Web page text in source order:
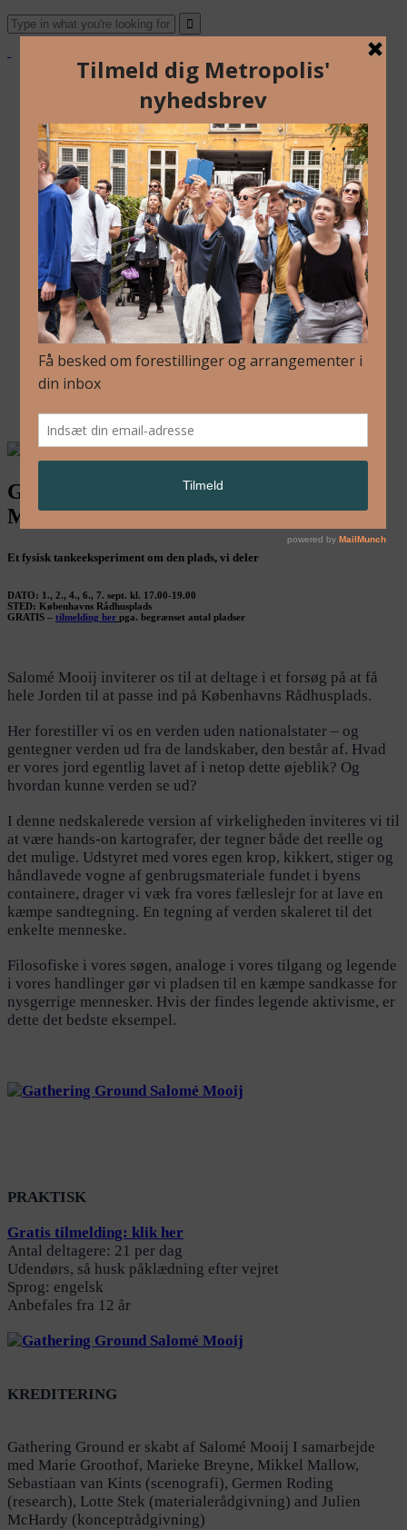
Blog
Arkiv
Nyhedsbrev
Kalender
Kontakt
Dansk
English
Om Os
Blog
Arkiv
Nyhedsbrev
Kalender
Dansk
GATHERING GROUND af Salomé
Mooij
Et fysisk tankeeksperiment om den plads, vi deler
DATO: 1., 2., 4., 6., 7. sept. kl. 17.00-19.00
STED: Københavns Rådhusplads
GRATIS – tilmelding her pga. begrænset antal pladser
Salomé Mooij inviterer os til at deltage i et forsøg på at få
hele Jorden til at passe ind på Københavns Rådhusplads.
Her forestiller vi os en verden uden nationalstater – og
gentegner verden ud fra de landskaber, den består af. Hvad
er vores jord egentlig lavet af i netop dette øjeblik? Og
hvordan kunne verden se ud?
I denne nedskalerede version af virkeligheden inviteres vi til
at være hands-on kartografer, der tegner både det reelle og
det mulige. Udstyret med vores egen krop, kikkert, stiger og
håndlavede vogne af genbrugsmateriale fundet i byens
containere, drager vi væk fra vores fælleslejr for at lave en
kæmpe sandtegning. En tegning af verden skaleret til det
enkelte menneske.
Filosofiske i vores søgen, analoge i vores tilgang og legende
i vores handlinger gør vi pladsen til en kæmpe sandkasse for
nysgerrige mennesker. Hvis der findes legende aktivisme, er
dette det bedste eksempel.
PRAKTISK
Gratis tilmelding: klik her
Antal deltagere: 21 per dag
Udendørs, så husk påklædning efter vejret
Sprog: engelsk
Anbefales fra 12 år
KREDITERING
Gathering Ground er skabt af Salomé Mooij I samarbejde
med Marie Groothof, Marieke Breyne, Mikkel Mallow,
Sebastiaan van Kints (scenografi), Germen Roding
(research), Lotte Stek (materialerådgivning) and Julien
McHardy (konceptrådgivning)